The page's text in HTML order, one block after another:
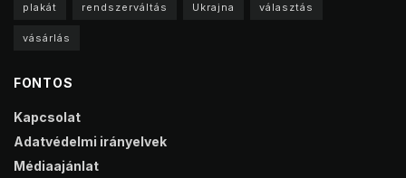
plakát rendszerváltás Ukrajna választás
vásárlás
FONTOS
Kapcsolat
Adatvédelmi irányelvek
Médiaajánlat